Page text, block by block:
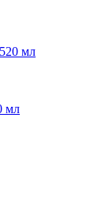
мл
мл